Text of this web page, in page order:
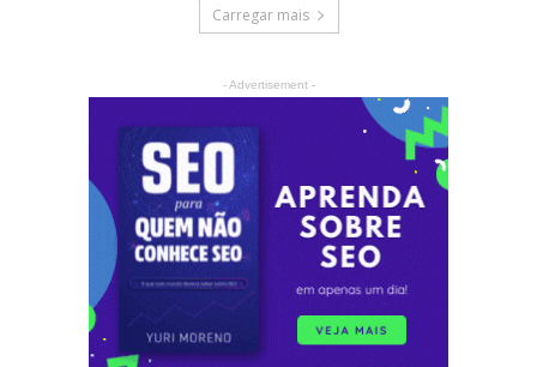
Carregar mais
- Advertisement -